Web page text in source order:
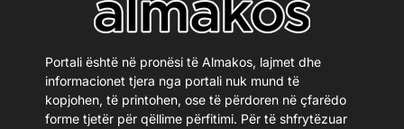
Portali është në pronësi të Almakos, lajmet dhe
informacionet tjera nga portali nuk mund të
kopjohen, të printohen, ose të përdoren në çfarëdo
forme tjetër për qëllime përfitimi. Për të shfrytëzuar